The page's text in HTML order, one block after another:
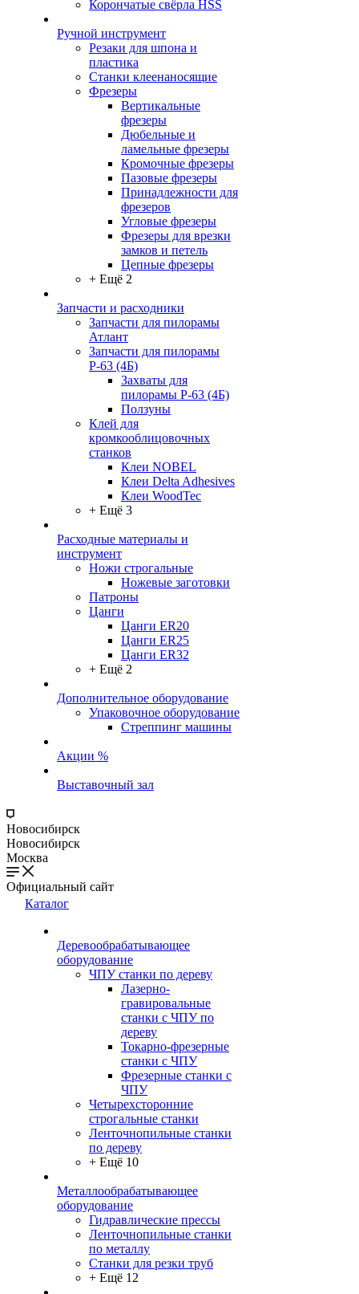
Корончатые свёрла HSS
Ручной инструмент
Резаки для шпона и
пластика
Станки клеенаносящие
Фрезеры
Вертикальные
фрезеры
Дюбельные и
ламельные фрезеры
Кромочные фрезеры
Пазовые фрезеры
Принадлежности для
фрезеров
Угловые фрезеры
Фрезеры для врезки
замков и петель
Цепные фрезеры
+ Ещё 2
Запчасти и расходники
Запчасти для пилорамы
Атлант
Запчасти для пилорамы
Р-63 (4Б)
Захваты для
пилорамы Р-63 (4Б)
Ползуны
Клей для
кромкооблицовочных
станков
Клеи NOBEL
Клеи Delta Adhesives
Клеи WoodTec
+ Ещё 3
Расходные материалы и
инструмент
Ножи строгальные
Ножевые заготовки
Патроны
Цанги
Цанги ER20
Цанги ER25
Цанги ER32
+ Ещё 2
Дополнительное оборудование
Упаковочное оборудование
Стреппинг машины
Акции %
Выставочный зал
Новосибирск
Новосибирск
Москва
Официальный сайт
Каталог
Деревообрабатывающее
оборудование
ЧПУ станки по дереву
Лазерно-
гравировальные
станки с ЧПУ по
дереву
Токарно-фрезерные
станки с ЧПУ
Фрезерные станки с
ЧПУ
Четырехсторонние
строгальные станки
Ленточнопильные станки
по дереву
+ Ещё 10
Металлообрабатывающее
оборудование
Гидравлические прессы
Ленточнопильные станки
по металлу
Станки для резки труб
+ Ещё 12